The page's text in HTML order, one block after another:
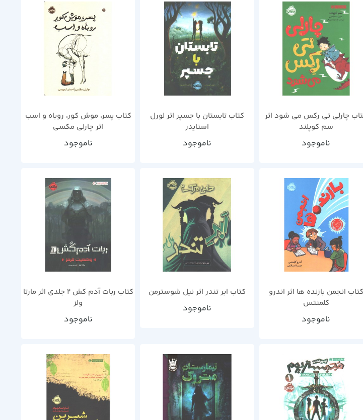
چارلی تی رکس می شود اثر
سم کوپلند
ناموجود
کتاب تابستان با جسپر اثر لورل
اسنایدر
ناموجود
کتاب پسر، موش کور، روباه و اسب
اثر چارلی مکسی
ناموجود
کتاب انجمن بازنده ها اثر اندرو
کلمنتس
ناموجود
کتاب ابر تندر اثر نیل شوسترمن
ناموجود
کتاب ربات آدم کش 2 جلدی اثر مارتا
ولز
ناموجود